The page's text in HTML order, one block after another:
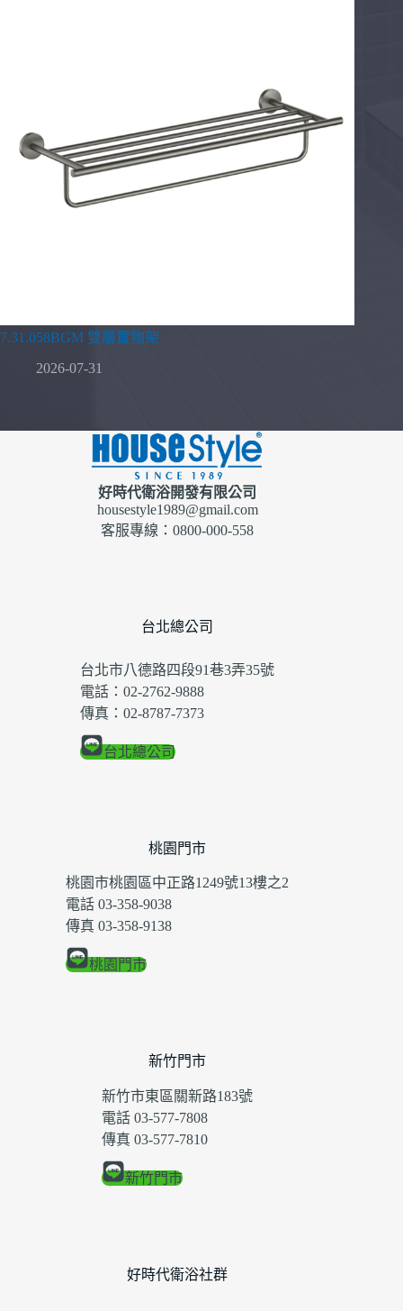
7.31.058BGM 雙層置物架
2026-07-31
好時代衛浴開發有限公司
housestyle1989@gmail.com
客服專線：0800-000-558
台北總公司
台北市八德路四段91巷3弄35號
電話：02-2762-9888
傳真：02-8787-7373
台北總公司
桃園門市
桃園市桃園區中正路1249號13樓之2
電話 03-358-9038
傳真 03-358-9138
桃園門市
新竹門市
新竹市東區關新路183號
電話 03-577-7808
傳真 03-577-7810
新竹門市
好時代衛浴社群